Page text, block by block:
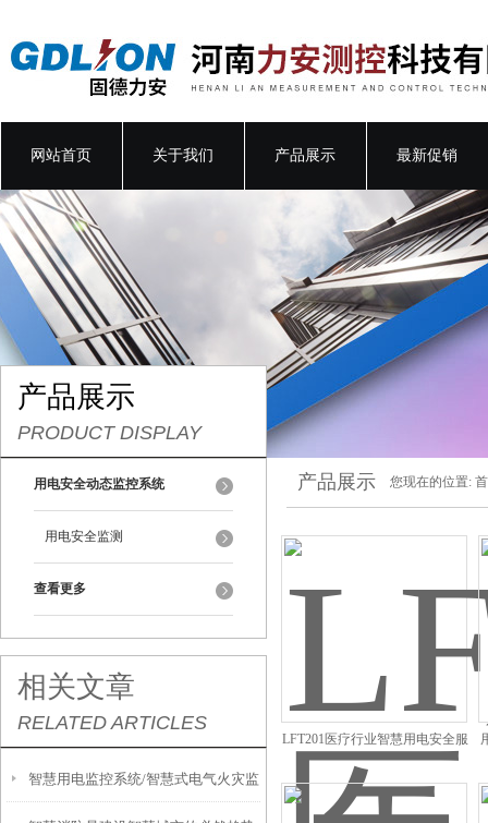
网站首页 关于我们 产品展示 最新促销
产品展示
PRODUCT DISPLAY
用电安全动态监控系统
用电安全监测
查看更多
相关文章
RELATED ARTICLES
智慧用电监控系统/智慧式电气火灾监
产品展示 您现在的位置:
LFT201医疗行业智慧用电安全服
务监控系统